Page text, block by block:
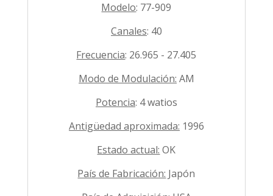
Modelo: 77-909
Canales: 40
Frecuencia: 26.965 - 27.405
Modo de Modulación: AM
Potencia: 4 watios
Antigüedad aproximada: 1996
Estado actual: OK
País de Fabricación: Japón